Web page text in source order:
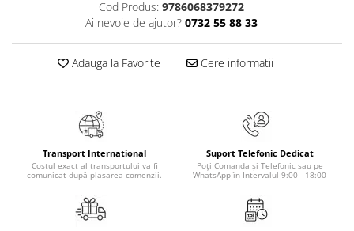
Medicina Pentru Toti
SealfHealing
Terapii Alternative
Beletristica
Biografii, Memorii, Jurnale
Cod Produs: 9786068379272
Ai nevoie de ajutor? 0732 55 88 33
Adauga la Favorite Cere informatii
Transport International
Costul exact al transportului va fi
comunicat după plasarea comenzii.
Suport Telefonic Dedicat
Poți Comanda și Telefonic sau pe
WhatsApp în Intervalul 9:00 - 18:00